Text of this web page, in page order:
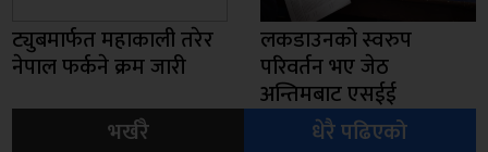
ट्युबमार्फत महाकाली तरेर
नेपाल फर्कने क्रम जारी
लकडाउनको स्वरुप
परिवर्तन भए जेठ
अन्तिमबाट एसईई
भर्खरै
धेरै पढिएको